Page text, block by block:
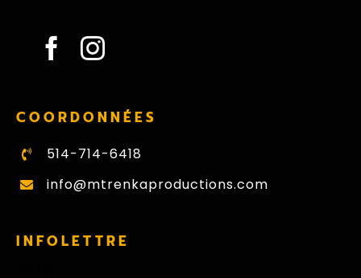
COORDONNÉES
514-714-6418
info@mtrenkaproductions.com
INFOLETTRE